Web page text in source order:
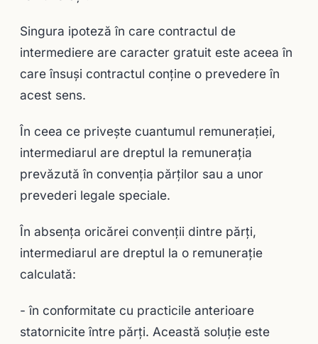
Singura ipoteză în care contractul de
intermediere are caracter gratuit este aceea în
care însuşi contractul conţine o prevedere în
acest sens.
În ceea ce priveşte cuantumul remuneraţiei,
intermediarul are dreptul la remunerația
prevăzută în convenţia părţilor sau a unor
prevederi legale speciale.
În absenţa oricărei convenţii dintre părţi,
intermediarul are dreptul la o remuneraţie
calculată:
- în conformitate cu practicile anterioare
statornicite între părţi. Această soluţie este